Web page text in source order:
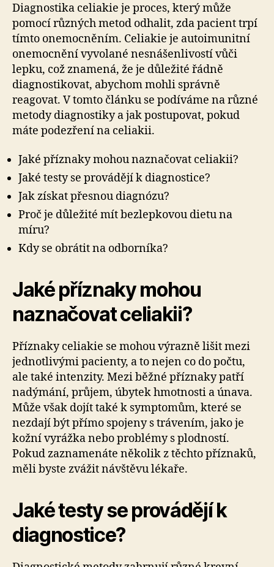
Diagnostika celiakie je proces, který může
pomocí různých metod odhalit, zda pacient trpí
tímto onemocněním. Celiakie je autoimunitní
onemocnění vyvolané nesnášenlivostí vůči
lepku, což znamená, že je důležité řádně
diagnostikovat, abychom mohli správně
reagovat. V tomto článku se podíváme na různé
metody diagnostiky a jak postupovat, pokud
máte podezření na celiakii.
Jaké příznaky mohou naznačovat celiakii?
Jaké testy se provádějí k diagnostice?
Jak získat přesnou diagnózu?
Proč je důležité mít bezlepkovou dietu na
míru?
Kdy se obrátit na odborníka?
Jaké příznaky mohou
naznačovat celiakii?
Příznaky celiakie se mohou výrazně lišit mezi
jednotlivými pacienty, a to nejen co do počtu,
ale také intenzity. Mezi běžné příznaky patří
nadýmání, průjem, úbytek hmotnosti a únava.
Může však dojít také k symptomům, které se
nezdají být přímo spojeny s trávením, jako je
kožní vyrážka nebo problémy s plodností.
Pokud zaznamenáte několik z těchto příznaků,
měli byste zvážit návštěvu lékaře.
Jaké testy se provádějí k
diagnostice?